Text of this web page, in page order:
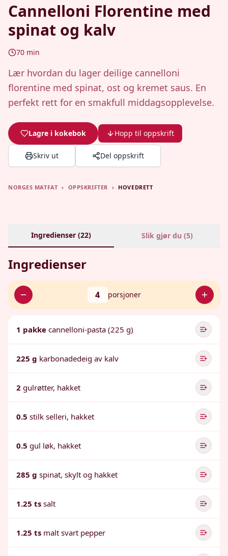
Cannelloni Florentine med
spinat og kalv
70 min
Lær hvordan du lager deilige cannelloni
florentine med spinat, ost og kremet saus. En
perfekt rett for en smakfull middagsopplevelse.
Lagre i kokebok Hopp til oppskrift
Skriv ut Del oppskrift
NORGES MATFAT › OPPSKRIFTER › HOVEDRETT
Ingredienser (22) Slik gjør du (5)
Ingredienser
4 porsjoner
1 pakke cannelloni-pasta (225 g)
225 g karbonadedeig av kalv
2 gulrøtter, hakket
0.5 stilk selleri, hakket
0.5 gul løk, hakket
285 g spinat, skylt og hakket
1.25 ts salt
1.25 ts malt svart pepper